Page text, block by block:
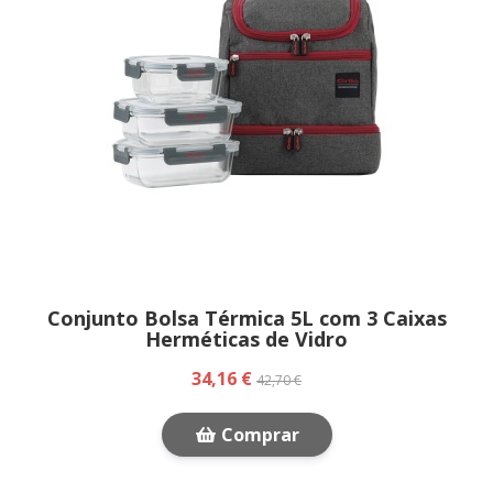
Conjunto Bolsa Térmica 5L com 3 Caixas
Herméticas de Vidro
34,16 € 42,70 €
Comprar